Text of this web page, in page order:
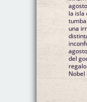
la isla
una
del
Nobel